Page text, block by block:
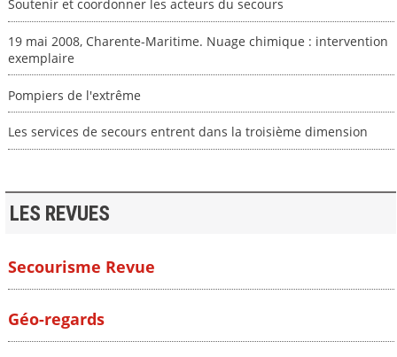
Soutenir et coordonner les acteurs du secours
19 mai 2008, Charente-Maritime. Nuage chimique : intervention
exemplaire
Pompiers de l'extrême
Les services de secours entrent dans la troisième dimension
LES REVUES
Secourisme Revue
Géo-regards